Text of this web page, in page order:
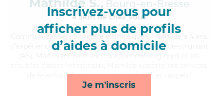
Inscrivez-vous pour
afficher plus de profils
d’aides à domicile
Je m'inscris
Mathilde S., Bourg-en-Bresse
à 5km de chez Vous
, volontaire et impliquée, Mathilde a 4 ans
d'expérience et possède un diplôme d'Etat d'aide-soignant
de lever/coucher, transports, activités et rappels*